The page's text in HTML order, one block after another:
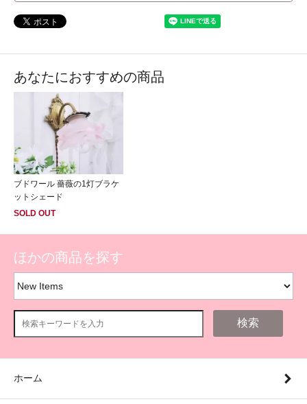
あなたにおすすめの商品
ブドワール 薔薇の1灯ブラケ
ットシェード
SOLD OUT
ほかの商品を探す
検索
ホーム